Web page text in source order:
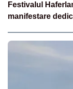
Festivalul
manifestare